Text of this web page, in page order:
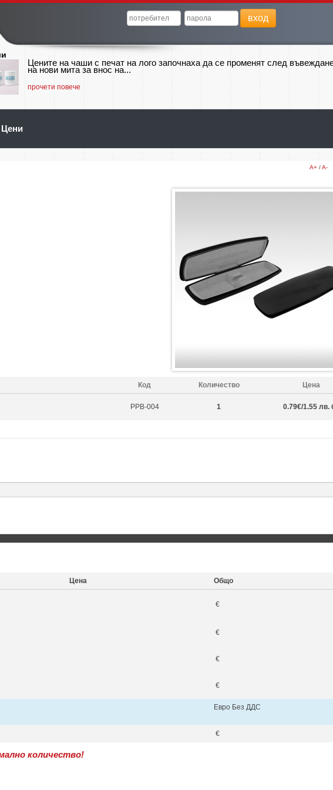
вход
Цените на чаши с печат на лого започнаха да се променят след
на нови мита за внос на...
прочети повече
Цени
A+ /A-
Код Количество Цена
PPB-004 1 0.79€/1.55 лв.
Цена Общо
€
€
€
€
Евро Без ДДС
€
количество!